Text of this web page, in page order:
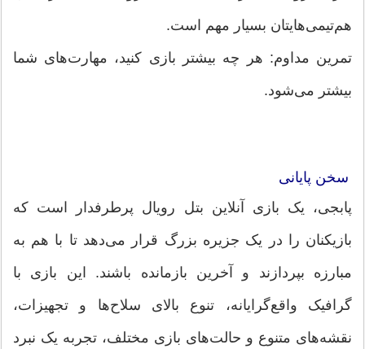
هم‌تیمی‌هایتان بسیار مهم است.
تمرین مداوم: هر چه بیشتر بازی کنید، مهارت‌های شما
بیشتر می‌شود.
سخن پایانی
پابجی، یک بازی آنلاین بتل رویال پرطرفدار است که
بازیکنان را در یک جزیره بزرگ قرار می‌دهد تا با هم به
مبارزه بپردازند و آخرین بازمانده باشند. این بازی با
گرافیک واقع‌گرایانه، تنوع بالای سلاح‌ها و تجهیزات،
نقشه‌های متنوع و حالت‌های بازی مختلف، تجربه یک نبرد